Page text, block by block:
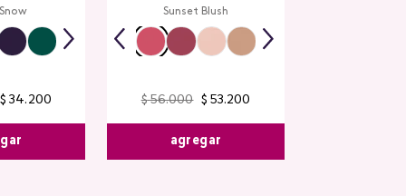
$ 34. 200
Sunset Blush
$ 56.000 $ 53.200
agregar